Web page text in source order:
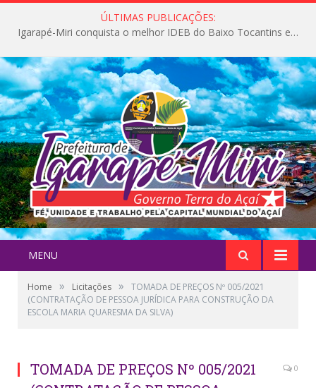
ÚLTIMAS PUBLICAÇÕES:
Igarapé-Miri conquista o melhor IDEB do Baixo Tocantins e avança na qualidade da educação pública
MENU
Home » Licitações »
TOMADA DE PREÇOS Nº 005/2021
(CONTRATAÇÃO DE PESSOA JURÍDICA PARA CONSTRUÇÃO DA
ESCOLA MARIA QUARESMA DA SILVA)
TOMADA DE PREÇOS Nº 005/2021
0